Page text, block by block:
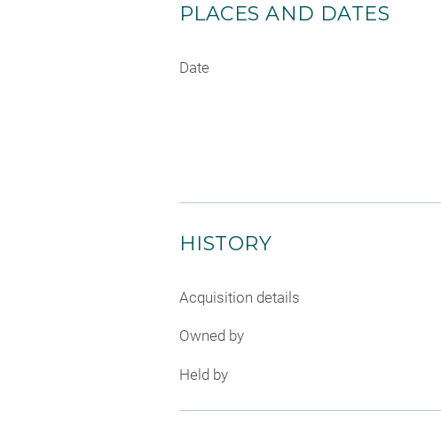
PLACES AND DATES
Date
HISTORY
Acquisition details
Owned by
Held by